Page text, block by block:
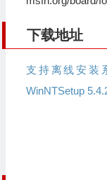
下载地址
支持离线安装
WinNTSetup